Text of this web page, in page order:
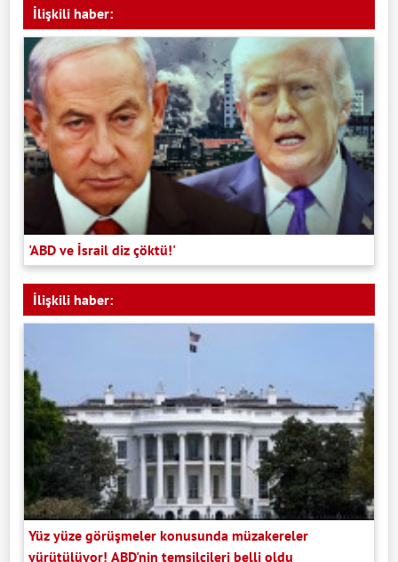
İlişkili haber:
'ABD ve İsrail diz çöktü!'
İlişkili haber:
Yüz yüze görüşmeler konusunda müzakereler
yürütülüyor! ABD'nin temsilcileri belli oldu